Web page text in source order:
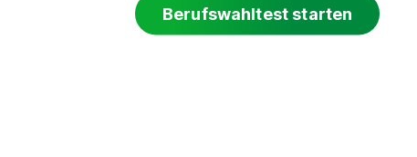
Berufswahltest starten